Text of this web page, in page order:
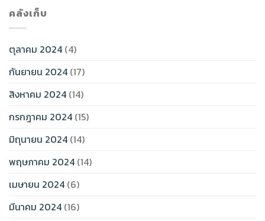
คลังเก็บ
ตุลาคม 2024 (4)
กันยายน 2024 (17)
สิงหาคม 2024 (14)
กรกฎาคม 2024 (15)
มิถุนายน 2024 (14)
พฤษภาคม 2024 (14)
เมษายน 2024 (6)
มีนาคม 2024 (16)